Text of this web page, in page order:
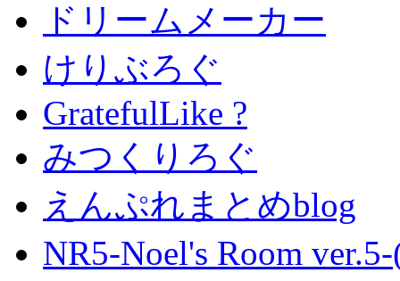
ドリームメーカー
けりぶろぐ
GratefulLike ?
みつくりろぐ
えんぷれまとめblog
NR5-Noel's Room